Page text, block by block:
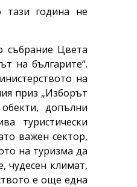
тази година не
събрание Цвета
на българите“.
на
приз „Изборът
допълни
туристически
важен сектор,
на туризма да
чудесен климат,
е още една